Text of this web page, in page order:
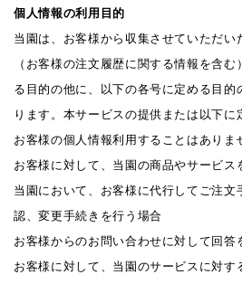
個人情報の利用目的
当園は、お客様から収集させていただい
（お客様の注文履歴に関する情報を含
る目的の他に、以下の各号に定める目的
ります。本サービスの提供または以下に
お客様の個人情報利用することはありま
お客様に対して、当園の商品やサービス
当園において、お客様に代行してご注文
認、変更手続きを行う場合
お客様からのお問い合わせに対して回答
お客様に対して、当園のサービスに対す